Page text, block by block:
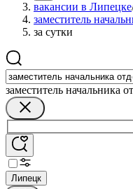
вакансии в Липецке
заместитель
за сутки
заместитель начальника
Липецк